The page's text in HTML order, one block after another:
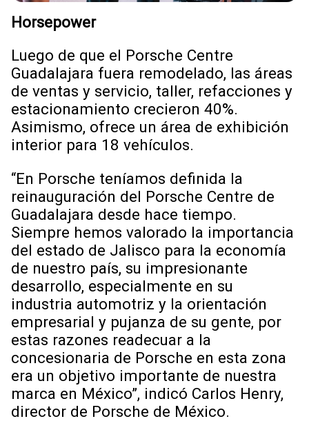
Horsepower
Luego de que el Porsche Centre
Guadalajara fuera remodelado, las áreas
de ventas y servicio, taller, refacciones y
estacionamiento crecieron 40%.
Asimismo, ofrece un área de exhibición
interior para 18 vehículos.
“En Porsche teníamos definida la
reinauguración del Porsche Centre de
Guadalajara desde hace tiempo.
Siempre hemos valorado la importancia
del estado de Jalisco para la economía
de nuestro país, su impresionante
desarrollo, especialmente en su
industria automotriz y la orientación
empresarial y pujanza de su gente, por
estas razones readecuar a la
concesionaria de Porsche en esta zona
era un objetivo importante de nuestra
marca en México”, indicó Carlos Henry,
director de Porsche de México.